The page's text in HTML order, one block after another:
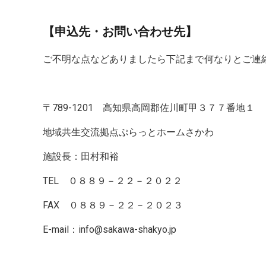
【申込先・お問い合わせ先】
ご不明な点などありましたら下記まで何なりとご連
〒789-1201 高知県高岡郡佐川町甲３７７番地１
地域共生交流拠点ぷらっとホームさかわ
施設長：田村和裕
TEL ０８８９－２２－２０２２
FAX ０８８９－２２－２０２３
E-mail：info@sakawa-shakyo.jp